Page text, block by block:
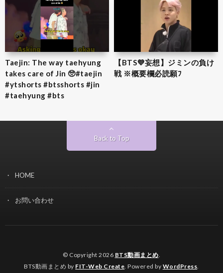
Taejin: The way taehyung
takes care of Jin 🥺#taejin
#ytshorts #btsshorts #jin
#taehyung #bts
【BTS💜‪妄想】ジミンの負け
戦 ※概要欄必読願ﾌ
Back to Top
HOME
お問い合わせ
© Copyright 2026 BTS動画まとめ.
BTS動画まとめ by FIT-Web Create. Powered by WordPress.